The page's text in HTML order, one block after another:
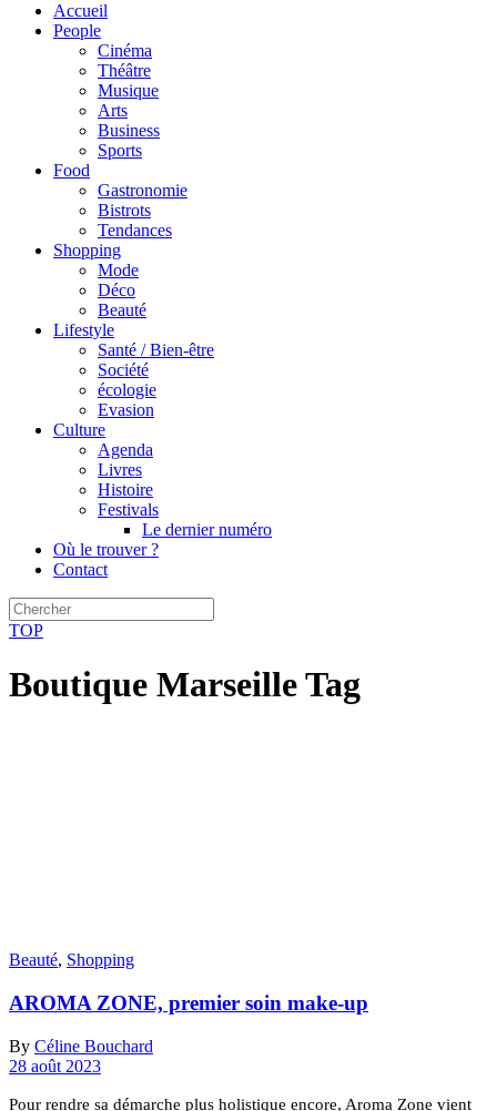
Accueil
People
Cinéma
Théâtre
Musique
Arts
Business
Sports
Food
Gastronomie
Bistrots
Tendances
Shopping
Mode
Déco
Beauté
Lifestyle
Santé / Bien-être
Société
écologie
Evasion
Culture
Agenda
Livres
Histoire
Festivals
Le dernier numéro
Où le trouver ?
Contact
TOP
Boutique Marseille Tag
Beauté, Shopping
AROMA ZONE, premier soin make-up
By Céline Bouchard
28 août 2023
Pour rendre sa démarche plus holistique encore, Aroma Zone vient